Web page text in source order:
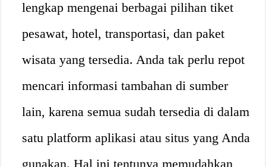
lengkap mengenai berbagai pilihan tiket
pesawat, hotel, transportasi, dan paket
wisata yang tersedia. Anda tak perlu repot
mencari informasi tambahan di sumber
lain, karena semua sudah tersedia di dalam
satu platform aplikasi atau situs yang Anda
gunakan. Hal ini tentunya memudahkan